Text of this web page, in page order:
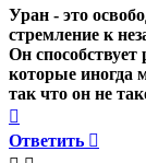
Уран - это
стремление к
Он
которые иногда
так что он не
к
началу
Ответить